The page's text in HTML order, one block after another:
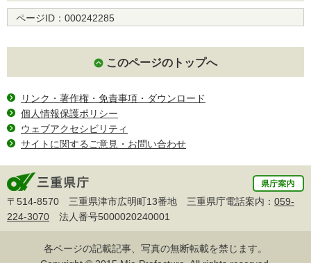
ページID： 000242285
このページのトップへ
リンク・著作権・免責事項・ダウンロード
個人情報保護ポリシー
ウェブアクセシビリティ
サイトに関するご意見・お問い合わせ
〒514-8570 三重県津市広明町13番地 三重県庁電話案内： 059-
224-3070 法人番号5000020240001
各ページの記載記事、写真の無断転載を禁じます。